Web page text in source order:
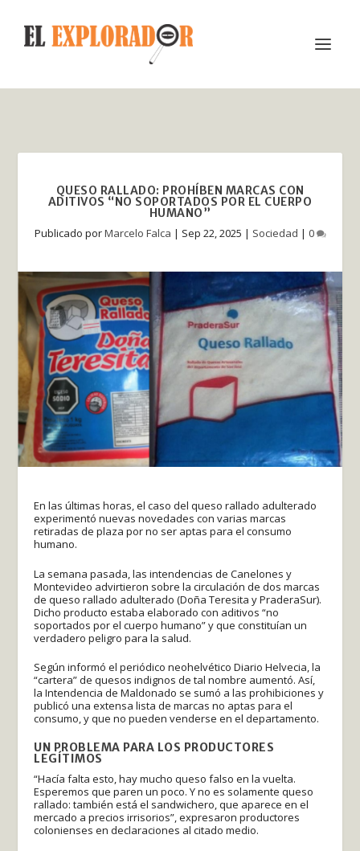
QUESO RALLADO: PROHÍBEN MARCAS CON
ADITIVOS “NO SOPORTADOS POR EL CUERPO
HUMANO”
Publicado porMarcelo Falca | Sep 22, 2025 | Sociedad | 0
En las últimas horas, el caso del queso rallado adulterado
experimentó nuevas novedades con varias marcas
retiradas de plaza por no ser aptas para el consumo
humano.
La semana pasada, las intendencias de Canelones y
Montevideo advirtieron sobre la circulación de dos marcas
de queso rallado adulterado (Doña Teresita y PraderaSur).
Dicho producto estaba elaborado con aditivos “no
soportados por el cuerpo humano” y que constituían un
verdadero peligro para la salud.
Según informó el periódico neohelvético Diario Helvecia, la
“cartera” de quesos indignos de tal nombre aumentó. Así,
la Intendencia de Maldonado se sumó a las prohibiciones y
publicó una extensa lista de marcas no aptas para el
consumo, y que no pueden venderse en el departamento.
UN PROBLEMA PARA LOS PRODUCTORES
LEGÍTIMOS
“Hacía falta esto, hay mucho queso falso en la vuelta.
Esperemos que paren un poco. Y no es solamente queso
rallado: también está el sandwichero, que aparece en el
mercado a precios irrisorios”, expresaron productores
colonienses en declaraciones al citado medio.